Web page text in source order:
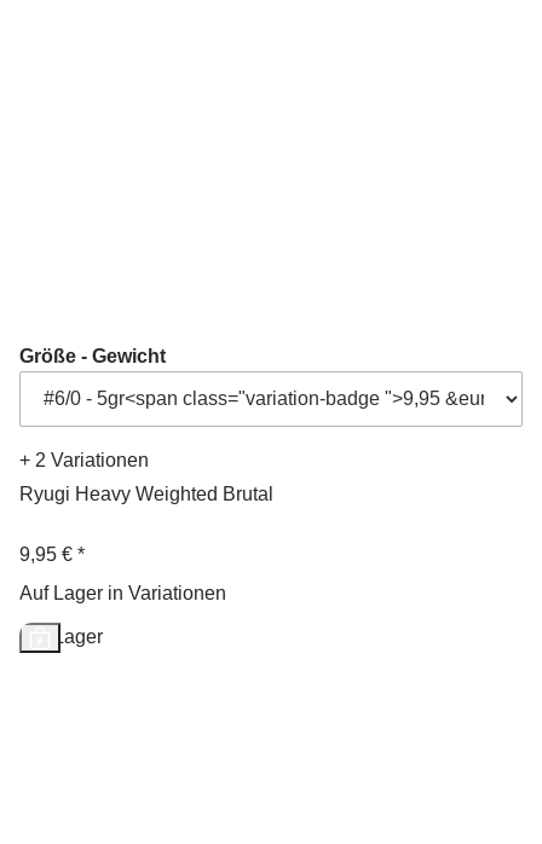
Größe - Gewicht
+ 2 Variationen
Ryugi Heavy Weighted Brutal
9,95 € *
Auf Lager in Variationen
Auf Lager